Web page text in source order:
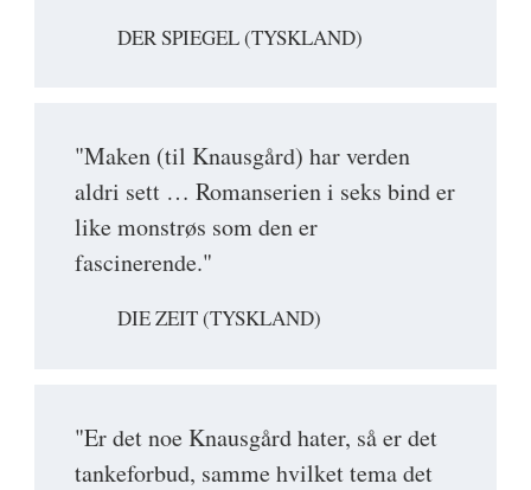
DER SPIEGEL (TYSKLAND)
"Maken (til Knausgård) har verden
aldri sett … Romanserien i seks bind er
like monstrøs som den er
fascinerende."
DIE ZEIT (TYSKLAND)
"Er det noe Knausgård hater, så er det
tankeforbud, samme hvilket tema det